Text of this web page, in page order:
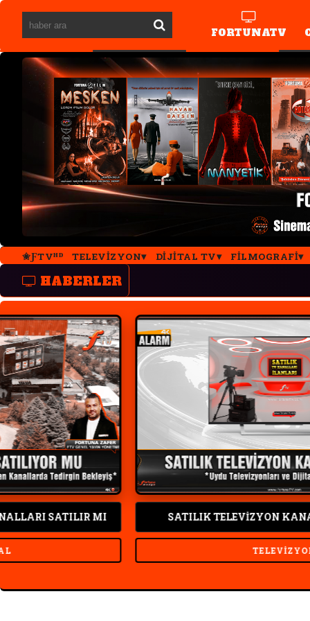
FORTUNATV
✬ƑTVᴴᴰ TELEVIZYON DIJITAL TV FILMOGRAFI
HABERLER
SATILIK TELEVİZYON KANALLARI İLANLARI